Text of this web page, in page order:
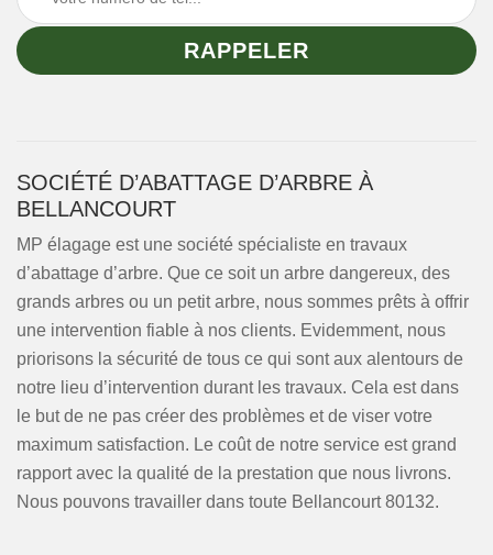
SOCIÉTÉ D’ABATTAGE D’ARBRE À
BELLANCOURT
MP élagage est une société spécialiste en travaux
d’abattage d’arbre. Que ce soit un arbre dangereux, des
grands arbres ou un petit arbre, nous sommes prêts à offrir
une intervention fiable à nos clients. Evidemment, nous
priorisons la sécurité de tous ce qui sont aux alentours de
notre lieu d’intervention durant les travaux. Cela est dans
le but de ne pas créer des problèmes et de viser votre
maximum satisfaction. Le coût de notre service est grand
rapport avec la qualité de la prestation que nous livrons.
Nous pouvons travailler dans toute Bellancourt 80132.